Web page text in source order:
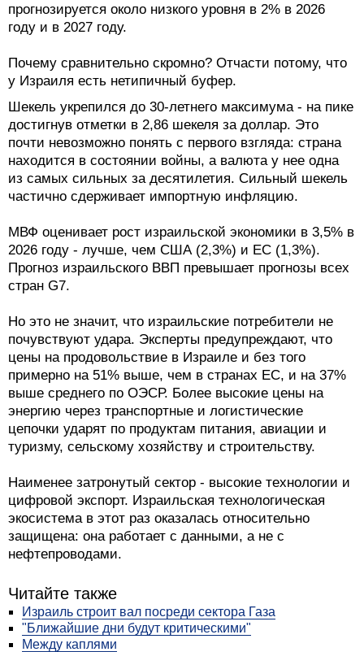
прогнозируется около низкого уровня в 2% в 2026
году и в 2027 году.
Почему сравнительно скромно? Отчасти потому, что
у Израиля есть нетипичный буфер.
Шекель укрепился до 30-летнего максимума - на пике
достигнув отметки в 2,86 шекеля за доллар. Это
почти невозможно понять с первого взгляда: страна
находится в состоянии войны, а валюта у нее одна
из самых сильных за десятилетия. Сильный шекель
частично сдерживает импортную инфляцию.
МВФ оценивает рост израильской экономики в 3,5% в
2026 году - лучше, чем США (2,3%) и ЕС (1,3%).
Прогноз израильского ВВП превышает прогнозы всех
стран G7.
Но это не значит, что израильские потребители не
почувствуют удара. Эксперты предупреждают, что
цены на продовольствие в Израиле и без того
примерно на 51% выше, чем в странах ЕС, и на 37%
выше среднего по ОЭСР. Более высокие цены на
энергию через транспортные и логистические
цепочки ударят по продуктам питания, авиации и
туризму, сельскому хозяйству и строительству.
Наименее затронутый сектор - высокие технологии и
цифровой экспорт. Израильская технологическая
экосистема в этот раз оказалась относительно
защищена: она работает с данными, а не с
нефтепроводами.
Читайте также
Израиль строит вал посреди сектора Газа
"Ближайшие дни будут критическими"
Между каплями